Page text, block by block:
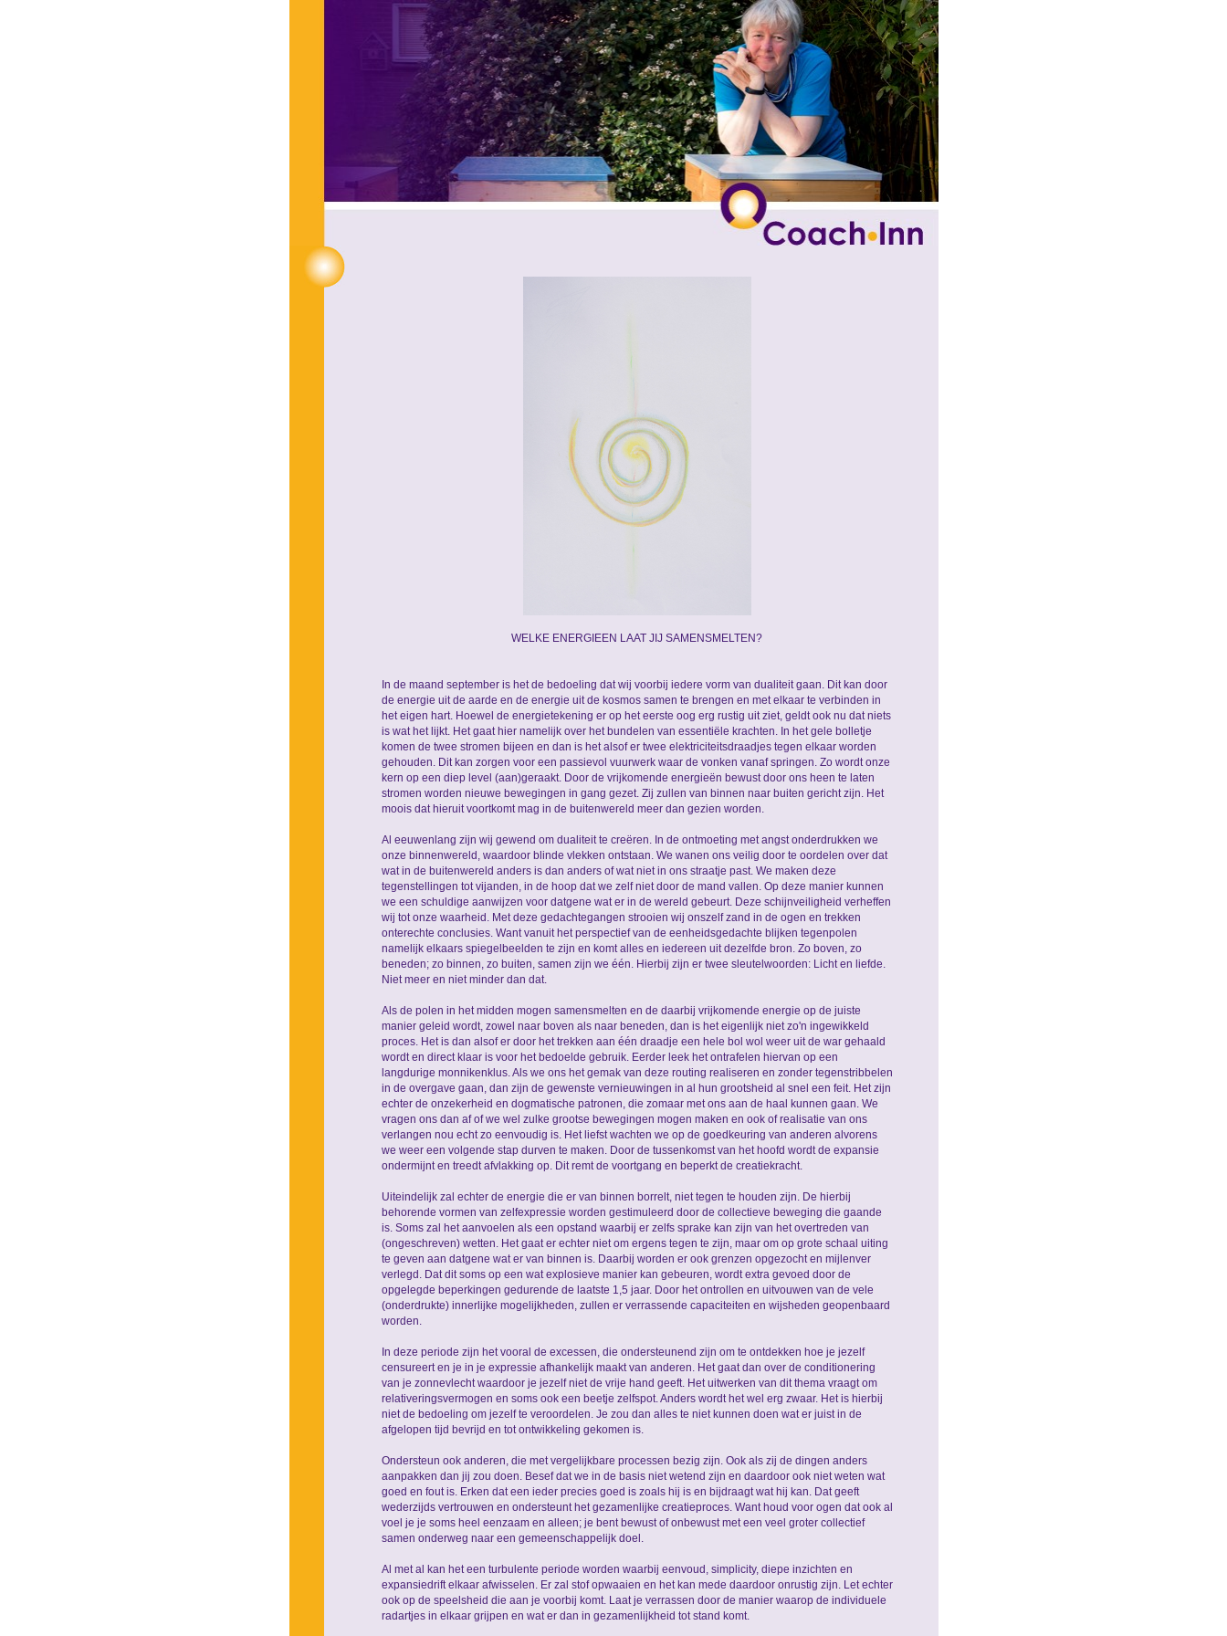
WELKE ENERGIEEN LAAT JIJ SAMENSMELTEN?
In de maand september is het de bedoeling dat wij voorbij iedere vorm van dualiteit gaan. Dit kan door
de energie uit de aarde en de energie uit de kosmos samen te brengen en met elkaar te verbinden in
het eigen hart. Hoewel de energietekening er op het eerste oog erg rustig uit ziet, geldt ook nu dat niets
is wat het lijkt. Het gaat hier namelijk over het bundelen van essentiële krachten. In het gele bolletje
komen de twee stromen bijeen en dan is het alsof er twee elektriciteitsdraadjes tegen elkaar worden
gehouden. Dit kan zorgen voor een passievol vuurwerk waar de vonken vanaf springen. Zo wordt onze
kern op een diep level (aan)geraakt. Door de vrijkomende energieën bewust door ons heen te laten
stromen worden nieuwe bewegingen in gang gezet. Zij zullen van binnen naar buiten gericht zijn. Het
moois dat hieruit voortkomt mag in de buitenwereld meer dan gezien worden.
Al eeuwenlang zijn wij gewend om dualiteit te creëren. In de ontmoeting met angst onderdrukken we
onze binnenwereld, waardoor blinde vlekken ontstaan. We wanen ons veilig door te oordelen over dat
wat in de buitenwereld anders is dan anders of wat niet in ons straatje past. We maken deze
tegenstellingen tot vijanden, in de hoop dat we zelf niet door de mand vallen. Op deze manier kunnen
we een schuldige aanwijzen voor datgene wat er in de wereld gebeurt. Deze schijnveiligheid verheffen
wij tot onze waarheid. Met deze gedachtegangen strooien wij onszelf zand in de ogen en trekken
onterechte conclusies. Want vanuit het perspectief van de eenheidsgedachte blijken tegenpolen
namelijk elkaars spiegelbeelden te zijn en komt alles en iedereen uit dezelfde bron. Zo boven, zo
beneden; zo binnen, zo buiten, samen zijn we één. Hierbij zijn er twee sleutelwoorden: Licht en liefde.
Niet meer en niet minder dan dat.
Als de polen in het midden mogen samensmelten en de daarbij vrijkomende energie op de juiste
manier geleid wordt, zowel naar boven als naar beneden, dan is het eigenlijk niet zo'n ingewikkeld
proces. Het is dan alsof er door het trekken aan één draadje een hele bol wol weer uit de war gehaald
wordt en direct klaar is voor het bedoelde gebruik. Eerder leek het ontrafelen hiervan op een
langdurige monnikenklus. Als we ons het gemak van deze routing realiseren en zonder tegenstribbelen
in de overgave gaan, dan zijn de gewenste vernieuwingen in al hun grootsheid al snel een feit. Het zijn
echter de onzekerheid en dogmatische patronen, die zomaar met ons aan de haal kunnen gaan. We
vragen ons dan af of we wel zulke grootse bewegingen mogen maken en ook of realisatie van ons
verlangen nou echt zo eenvoudig is. Het liefst wachten we op de goedkeuring van anderen alvorens
we weer een volgende stap durven te maken. Door de tussenkomst van het hoofd wordt de expansie
ondermijnt en treedt afvlakking op. Dit remt de voortgang en beperkt de creatiekracht.
Uiteindelijk zal echter de energie die er van binnen borrelt, niet tegen te houden zijn. De hierbij
behorende vormen van zelfexpressie worden gestimuleerd door de collectieve beweging die gaande
is. Soms zal het aanvoelen als een opstand waarbij er zelfs sprake kan zijn van het overtreden van
(ongeschreven) wetten. Het gaat er echter niet om ergens tegen te zijn, maar om op grote schaal uiting
te geven aan datgene wat er van binnen is. Daarbij worden er ook grenzen opgezocht en mijlenver
verlegd. Dat dit soms op een wat explosieve manier kan gebeuren, wordt extra gevoed door de
opgelegde beperkingen gedurende de laatste 1,5 jaar. Door het ontrollen en uitvouwen van de vele
(onderdrukte) innerlijke mogelijkheden, zullen er verrassende capaciteiten en wijsheden geopenbaard
worden.
In deze periode zijn het vooral de excessen, die ondersteunend zijn om te ontdekken hoe je jezelf
censureert en je in je expressie afhankelijk maakt van anderen. Het gaat dan over de conditionering
van je zonnevlecht waardoor je jezelf niet de vrije hand geeft. Het uitwerken van dit thema vraagt om
relativeringsvermogen en soms ook een beetje zelfspot. Anders wordt het wel erg zwaar. Het is hierbij
niet de bedoeling om jezelf te veroordelen. Je zou dan alles te niet kunnen doen wat er juist in de
afgelopen tijd bevrijd en tot ontwikkeling gekomen is.
Ondersteun ook anderen, die met vergelijkbare processen bezig zijn. Ook als zij de dingen anders
aanpakken dan jij zou doen. Besef dat we in de basis niet wetend zijn en daardoor ook niet weten wat
goed en fout is. Erken dat een ieder precies goed is zoals hij is en bijdraagt wat hij kan. Dat geeft
wederzijds vertrouwen en ondersteunt het gezamenlijke creatieproces. Want houd voor ogen dat ook al
voel je je soms heel eenzaam en alleen; je bent bewust of onbewust met een veel groter collectief
samen onderweg naar een gemeenschappelijk doel.
Al met al kan het een turbulente periode worden waarbij eenvoud, simplicity, diepe inzichten en
expansiedrift elkaar afwisselen. Er zal stof opwaaien en het kan mede daardoor onrustig zijn. Let echter
ook op de speelsheid die aan je voorbij komt. Laat je verrassen door de manier waarop de individuele
radartjes in elkaar grijpen en wat er dan in gezamenlijkheid tot stand komt.